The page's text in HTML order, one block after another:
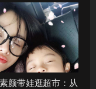
颜带娃逛超市：从